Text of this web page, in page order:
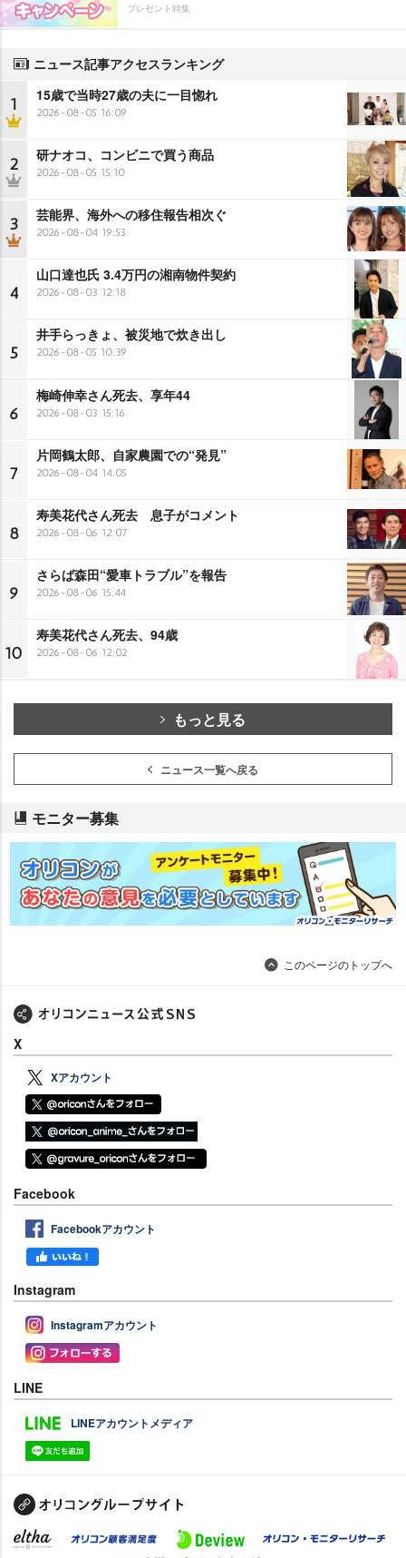
プレゼント特集
ニュース記事アクセスランキング
1 15歳で当時27歳の夫に一目惚れ
2026-08-05 16:09
2 研ナオコ、コンビニで買う商品
2026-08-05 15:10
3 芸能界、海外への移住報告相次ぐ
2026-08-04 19:53
4
山口達也氏 3.4万円の湘南物件契約
2026-08-03 12:18
5
井手らっきょ、被災地で炊き出し
2026-08-05 10:39
6
梅崎伸幸さん死去、享年44
2026-08-03 15:16
7
片岡鶴太郎、自家農園での“発見”
2026-08-04 14:05
8
寿美花代さん死去 息子がコメント
2026-08-06 12:07
9
さらば森田“愛車トラブル”を報告
2026-08-06 15:44
10
寿美花代さん死去、94歳
2026-08-06 12:02
もっと見る
ニュース一覧へ戻る
モニター募集
このページのトップへ
X
Xアカウント
Facebook
Facebookアカウント
Instagram
Instagramアカウント
LINE
LINEアカウントメディア